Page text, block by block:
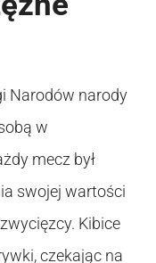
Narodów narody
w
mecz był
swojej wartości
Kibice
czekając na